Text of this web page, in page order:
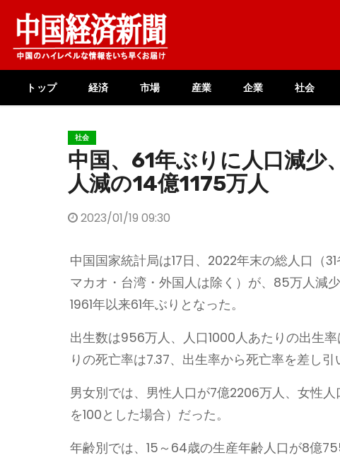
content
トップ 経済 市場 産業 企業 社会
社会
中国、61年ぶりに人口減少
人減の14億1175万人
2023/01/19 09:30
中国国家統計局は17日、2022年末の総人口（
マカオ・台湾・外国人は除く）が、85万人減
1961年以来61年ぶりとなった。
出生数は956万人、人口1000人あたりの出生
りの死亡率は7.37、出生率から死亡率を差し
男女別では、男性人口が7億2206万人、女性
を100とした場合）だった。
年齢別では、15～64歳の生産年齢人口が8億